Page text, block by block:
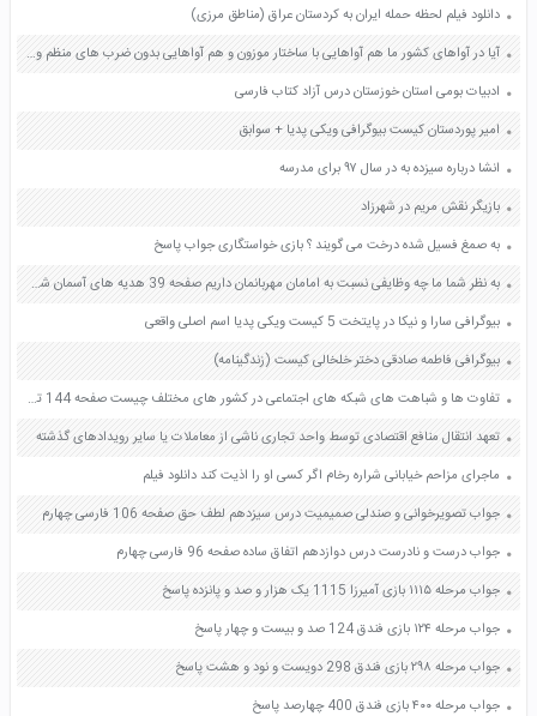
دانلود فیلم لحظه حمله ایران به کردستان عراق (مناطق مرزی)
آیا در آواهای کشور ما هم آواهایی با ساختار موزون و هم آواهایی بدون ضرب های منظم وجود دارد پیدا کنید کدام نوع آنها با ضرب های منظم و کدام بدون ضرب های منظم اند صفحه 100 فرهنگ و هنر هفتم
ادبیات بومی استان خوزستان درس آزاد کتاب فارسی
امیر پوردستان کیست بیوگرافی ویکی پدیا + سوابق
انشا درباره سیزده به در سال ۹۷ برای مدرسه
بازیگر نقش مریم در شهرزاد
به صمغ فسیل شده درخت می گویند ؟ بازی خواستگاری جواب پاسخ
به نظر شما ما چه وظایفی نسبت به امامان مهربانمان داریم صفحه 39 هدیه های آسمان ششم
بیوگرافی سارا و نیکا در پایتخت 5 کیست ویکی پدیا اسم اصلی واقعی
بیوگرافی فاطمه صادقی دختر خلخالی کیست (زندگینامه)
تفاوت ها و شباهت های شبکه های اجتماعی در کشور های مختلف چیست صفحه 144 تفکر و سواد رسانه ای دهم
تعهد انتقال منافع اقتصادی توسط واحد تجاری ناشی از معاملات یا سایر رویدادهای گذشته
ماجرای مزاحم خیابانی شراره رخام اگر کسی او را اذیت کند دانلود فیلم
جواب تصویرخوانی و صندلی صمیمیت درس سیزدهم لطف حق صفحه 106 فارسی چهارم
جواب درست و نادرست درس دوازدهم اتفاق ساده صفحه 96 فارسی چهارم
جواب مرحله ۱۱۱۵ بازی آمیرزا 1115 یک هزار و صد و پانزده پاسخ
جواب مرحله ۱۲۴ بازی فندق 124 صد و بیست و چهار پاسخ
جواب مرحله ۲۹۸ بازی فندق 298 دویست و نود و هشت پاسخ
جواب مرحله ۴۰۰ بازی فندق 400 چهارصد پاسخ